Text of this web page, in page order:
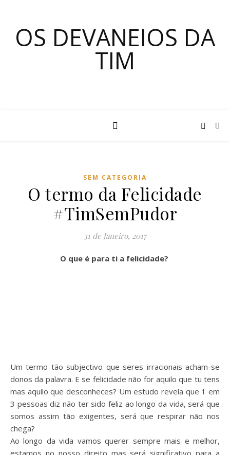
OS DEVANEIOS DA
TIM
SEM CATEGORIA
O termo da Felicidade
#TimSemPudor
31 de Janeiro, 2017
O que é para ti a felicidade?
Um termo tão subjectivo que seres irracionais acham-se
donos da palavra. E se felicidade não for aquilo que tu tens
mas aquilo que desconheces? Um estudo revela que 1 em
3 pessoas diz não ter sido feliz ao longo da vida, será que
somos assim tão exigentes, será que respirar não nos
chega?
Ao longo da vida vamos querer sempre mais e melhor,
estamos no nosso direito mas será significativo para a